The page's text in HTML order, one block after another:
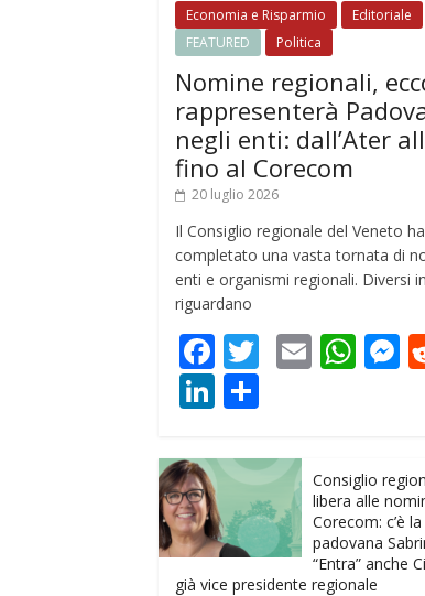
Economia e Risparmio
Editoriale
FEATURED
Politica
Nomine regionali,
rappresenterà
negli enti: dall’Ater
fino al Corecom
20 luglio 2026
Il Consiglio regionale del Veneto ha
completato una vasta tornata di
enti e organismi regionali. Diversi
riguardano
F
ac
e
b
o
o
k
T
er
E W
A
p
p
n
g
Li
k
e
dI
n
n
di
vi
di
Consiglio
libera alle
Corecom: c’è la
padovana
“Entra” anche
già vice presidente regionale